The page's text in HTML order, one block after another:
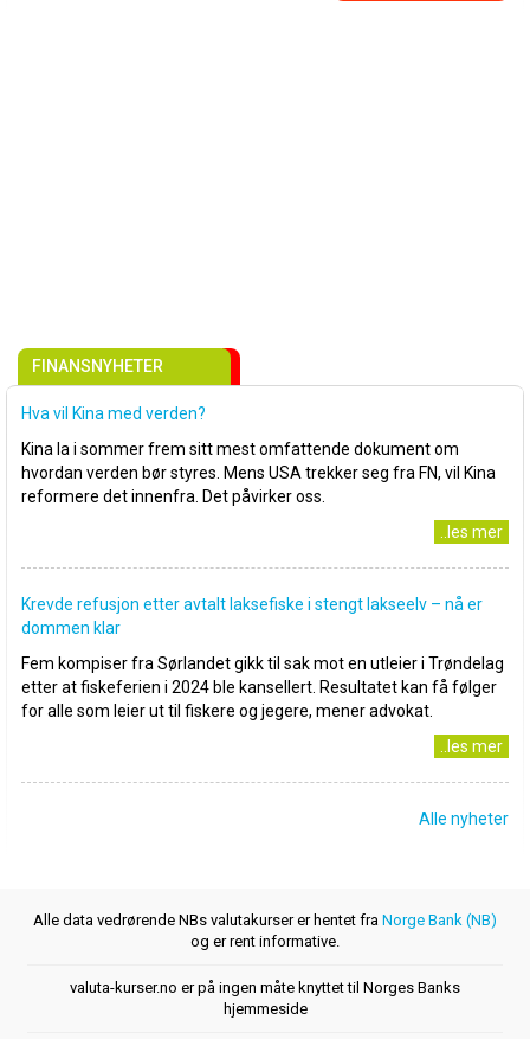
FINANSNYHETER
Hva vil Kina med verden?
Kina la i sommer frem sitt mest omfattende dokument om
hvordan verden bør styres. Mens USA trekker seg fra FN, vil Kina
reformere det innenfra. Det påvirker oss.
..les mer
Krevde refusjon etter avtalt laksefiske i stengt lakseelv – nå er
dommen klar
Fem kompiser fra Sørlandet gikk til sak mot en utleier i Trøndelag
etter at fiskeferien i 2024 ble kansellert. Resultatet kan få følger
for alle som leier ut til fiskere og jegere, mener advokat.
..les mer
Alle nyheter
Alle data vedrørende NBs valutakurser er hentet fra Norge Bank (NB)
og er rent informative.
valuta-kurser.no er på ingen måte knyttet til Norges Banks
hjemmeside